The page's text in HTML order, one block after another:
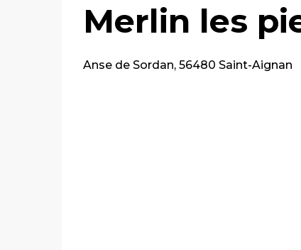
Merlin les
Anse de Sordan, 56480 Saint-Aignan